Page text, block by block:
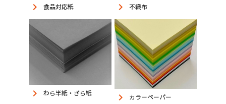
keyboard_arrow_right 食品対応紙 keyboard_arrow_right 不織布
keyboard_arrow_right わら半紙・ざら紙 keyboard_arrow_right カラーペーパー